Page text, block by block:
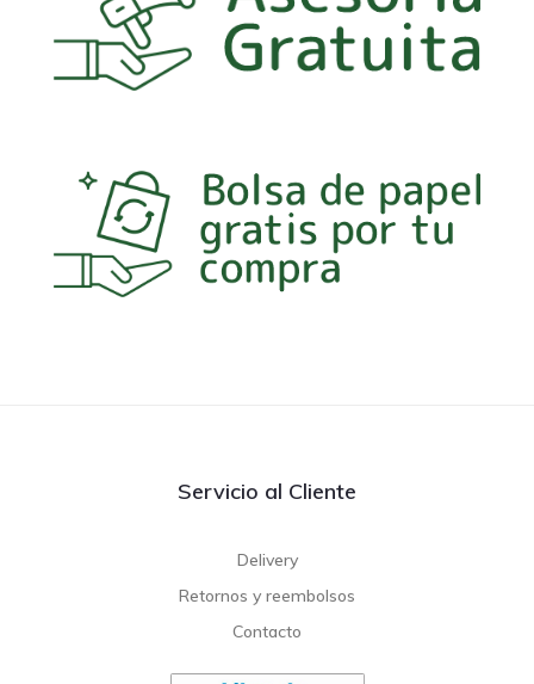
Servicio al Cliente
Delivery
Retornos y reembolsos
Contacto